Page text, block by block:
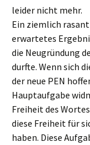
leider nicht mehr.
Ein ziemlich
erwartetes
die Neugründung
durfte. Wenn sich
der neue PEN
Hauptaufgabe
Freiheit des
diese Freiheit für
haben. Diese